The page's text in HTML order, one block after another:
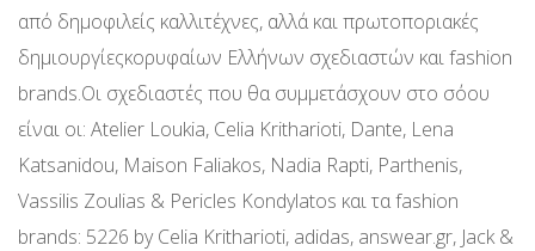
από δημοφιλείς καλλιτέχνες, αλλά και πρωτοποριακές
δημιουργίεςκορυφαίων Ελλήνων σχεδιαστών και fashion
brands.Οι σχεδιαστές που θα συμμετάσχουν στο σόου
είναι οι: Atelier Loukia, Celia Kritharioti, Dante, Lena
Katsanidou, Maison Faliakos, Nadia Rapti, Parthenis,
Vassilis Zoulias & Pericles Kondylatos και τα fashion
brands: 5226 by Celia Kritharioti, adidas, answear.gr, Jack &